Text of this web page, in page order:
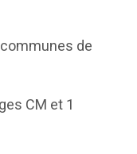
de
CM et 1